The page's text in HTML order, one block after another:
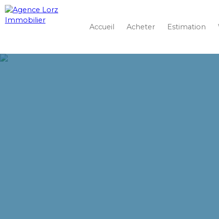
Accueil Acheter Estimation